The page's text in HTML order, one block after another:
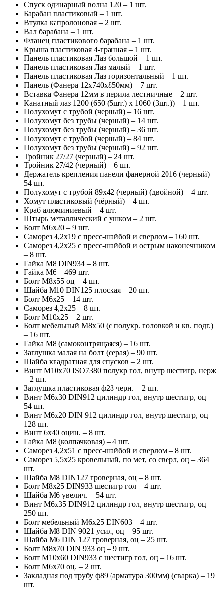
Спуск одинарный волна 120 – 1 шт.
Барабан пластиковый – 1 шт.
Втулка капролоновая – 2 шт.
Вал барабана – 1 шт.
Фланец пластикового барабана – 1 шт.
Крыша пластиковая 4-гранная – 1 шт.
Панель пластиковая Лаз большой – 1 шт.
Панель пластиковая Лаз малый – 1 шт.
Панель пластиковая Лаз горизонтальный – 1 шт.
Панель (Фанера 12х740х850мм) – 7 шт.
Вставка Фанера 12мм в перила лестничные – 2 шт.
Канатный лаз 1200 (650 (5шт.) х 1060 (3шт.)) – 1 шт.
Полухомут с трубой (черный) – 16 шт.
Полухомут без трубы (черный) – 14 шт.
Полухомут без трубы (черный) – 36 шт.
Полухомут с трубой (черный) – 84 шт.
Полухомут без трубы (черный) – 92 шт.
Тройник 27/27 (черный) – 24 шт.
Тройник 27/42 (черный) – 6 шт.
Держатель крепления панели фанерной 2016 (черный) –
54 шт.
Полухомут с трубой 89х42 (черный) (двойной) – 4 шт.
Хомут пластиковый (чёрный) – 4 шт.
Краб алюминиевый – 4 шт.
Штырь металлический с ушком – 2 шт.
Болт М6х20 – 9 шт.
Саморез 4,2х19 с пресс-шайбой и сверлом – 160 шт.
Саморез 4,2х25 с пресс-шайбой и острым наконечником
– 8 шт.
Гайка М8 DIN934 – 8 шт.
Гайка М6 – 469 шт.
Болт М8х55 оц – 4 шт.
Шайба М10 DIN125 плоская – 20 шт.
Болт М6х25 – 14 шт.
Саморез 4,2х25 – 8 шт.
Болт М10х25 – 2 шт.
Болт мебельный М8х50 (с полукр. головкой и кв. подг.)
– 16 шт.
Гайка М8 (самоконтрящаяся) – 16 шт.
Заглушка малая на болт (серая) – 90 шт.
Шайба квадратная для спусков – 2 шт.
Винт М10х70 ISO7380 полукр гол, внутр шестигр, нерж
– 2 шт.
Заглушка пластиковая ф28 черн. – 2 шт.
Винт М6х30 DIN912 цилиндр гол, внутр шестигр, оц –
54 шт.
Винт М6х20 DIN 912 цилиндр гол, внутр шестигр, оц –
128 шт.
Винт 6х40 оцин. – 8 шт.
Гайка М8 (колпачковая) – 4 шт.
Саморез 4,2х51 с пресс-шайбой и сверлом – 8 шт.
Саморез 5,5х25 кровельный, по мет, со сверл, оц – 364
шт.
Шайба М8 DIN127 гроверная, оц – 8 шт.
Болт М8х25 DIN933 шестигр гол – 4 шт.
Шайба М6 увелич. – 54 шт.
Винт М6х35 DIN912 цилиндр гол, внутр шестигр, оц –
250 шт.
Болт мебельный М6х25 DIN603 – 4 шт.
Шайба М8 DIN 9021 усил, оц – 95 шт.
Шайба М6 DIN 127 гроверная, оц – 25 шт.
Болт М8х70 DIN 933 оц – 9 шт.
Болт М10х60 DIN933 с шестигр гол, оц – 16 шт.
Болт М6х70 оц. – 2 шт.
Закладная под трубу ф89 (арматура 300мм) (сварка) – 19
шт.